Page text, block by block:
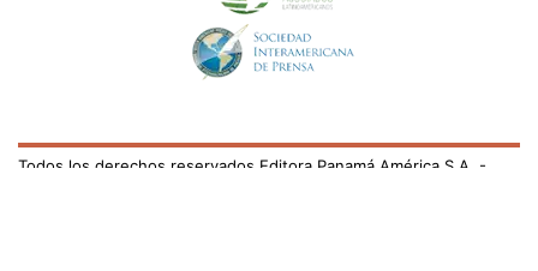
Todos los derechos reservados Editora Panamá América S.A. -